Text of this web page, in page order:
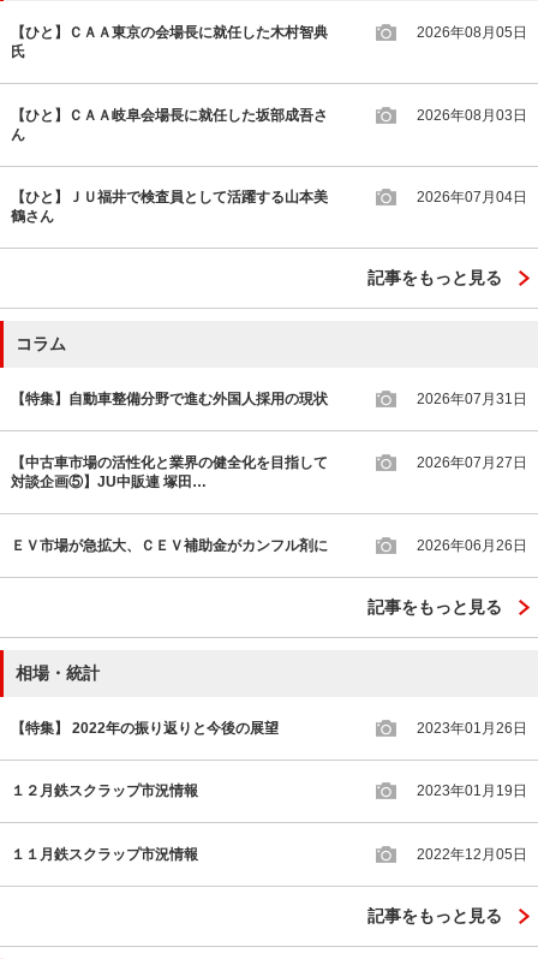
【ひと】ＣＡＡ東京の会場長に就任した木村智典
氏
2026年08月05日
【ひと】ＣＡＡ岐阜会場長に就任した坂部成吾さ
ん
2026年08月03日
【ひと】ＪＵ福井で検査員として活躍する山本美
鶴さん
2026年07月04日
記事をもっと見る
コラム
【特集】自動車整備分野で進む外国人採用の現状 2026年07月31日
【中古車市場の活性化と業界の健全化を目指して
対談企画⑤】JU中販連 塚田…
2026年07月27日
ＥＶ市場が急拡大、ＣＥＶ補助金がカンフル剤に 2026年06月26日
記事をもっと見る
相場・統計
【特集】 2022年の振り返りと今後の展望 2023年01月26日
１２月鉄スクラップ市況情報 2023年01月19日
１１月鉄スクラップ市況情報 2022年12月05日
記事をもっと見る